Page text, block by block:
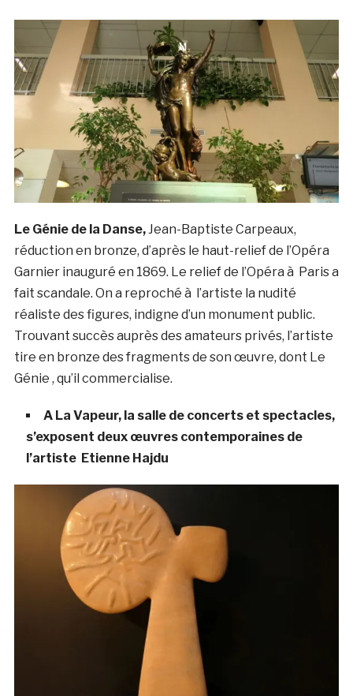
Le Génie de la Danse,Jean-Baptiste Carpeaux,
réduction en bronze, d’après le haut-relief de l’Opéra
Garnier inauguré en 1869. Le relief de l’Opéra à Paris a
fait scandale. On a reproché à l’artiste la nudité
réaliste des figures, indigne d’un monument public.
Trouvant succès auprès des amateurs privés, l’artiste
tire en bronze des fragments de son œuvre, dont Le
Génie , qu’il commercialise.
A La Vapeur, la salle de concerts et spectacles,
s’exposent deux œuvres contemporaines de
l’artiste Etienne Hajdu